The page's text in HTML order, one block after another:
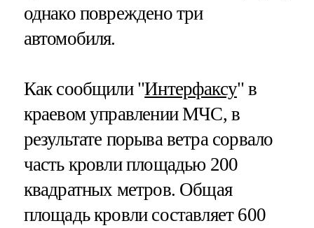
однако повреждено три
автомобиля.
Как сообщили "Интерфаксу" в
краевом управлении МЧС, в
результате порыва ветра сорвало
часть кровли площадью 200
квадратных метров. Общая
площадь кровли составляет 600